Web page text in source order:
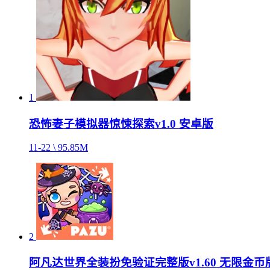
1
恐怖妻子模拟器惊悚探索v1.0 安卓版
11-22 \ 95.85M
2
阿凡达世界全装扮免验证完整版v1.60 无限金币